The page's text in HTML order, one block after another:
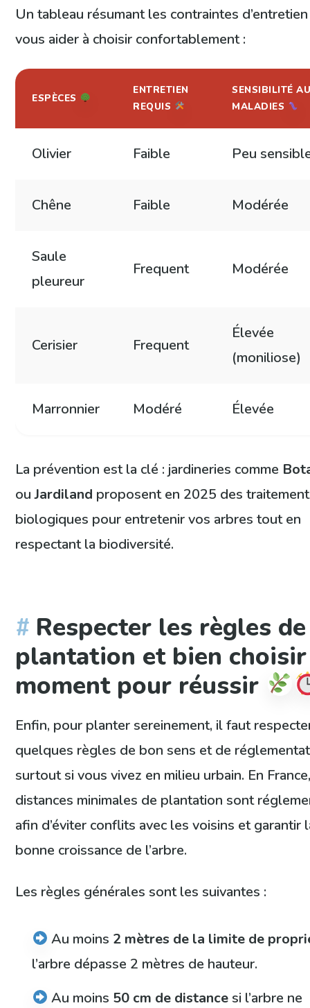
Un tableau résumant les contraintes
vous aider à choisir confortablement :
ESPÈCES
ENTRETIEN
REQUIS
SENSIBILITÉ
MALADIES
Olivier Faible Peu
Chêne Faible Modérée
Saule
pleureur
Frequent Modérée
Cerisier Frequent
Élevée
(moniliose)
Marronnier Modéré Élevée
La prévention est la clé : jardineries comme
ouJardiland proposent en 2025 des
biologiques pour entretenir vos arbres tout en
respectant la biodiversité.
Respecter les règles de
plantation et bien
moment pour réussir
Enfin, pour planter sereinement, il faut
quelques règles de bon sens et de
surtout si vous vivez en milieu urbain. En
distances minimales de plantation sont
afin d’éviter conflits avec les voisins et garantir
bonne croissance de l’arbre.
Les règles générales sont les suivantes :
Au moins 2 mètres de la limite de
l’arbre dépasse 2 mètres de hauteur.
Au moins 50 cm de distance si l’arbre ne